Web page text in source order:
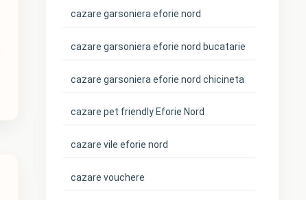
cazare garsoniera eforie nord
cazare garsoniera eforie nord bucatarie
cazare garsoniera eforie nord chicineta
cazare pet friendly Eforie Nord
cazare vile eforie nord
cazare vouchere